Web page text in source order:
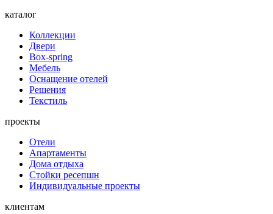
каталог
Коллекции
Двери
Box-spring
Мебель
Оснащение отелей
Решения
Текстиль
проекты
Отели
Апартаменты
Дома отдыха
Стойки ресепшн
Индивидуальные проекты
клиентам